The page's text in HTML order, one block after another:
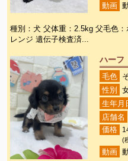
動画
種別：犬 父体重：2.5kg 父毛色
レンジ 遺伝子検査済...
ハーフ
毛色
性別
生年月
店舗名
価格
(
動画